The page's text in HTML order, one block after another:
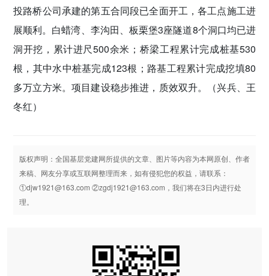
投路桥公司承建的第五合同段已全面开工，各工点施工进
展顺利。白蜡湾、李沟田、板栗堡3座隧道8个洞口均已进
洞开挖，累计进尺500余米；桥梁工程累计完成桩基530
根，其中水中桩基完成123根；路基工程累计完成挖填80
多万立方米。项目建设稳步推进，质效双升。（兴兵、王
冬红）
版权声明：全国基层党建网所提供的文章、图片等内容为本网原创、作者
来稿、网友分享或互联网整理而来，如有侵犯您的权益，请联系：
①djw1921@163.com ②zgdj1921@163.com，我们将在3日内进行处
理。